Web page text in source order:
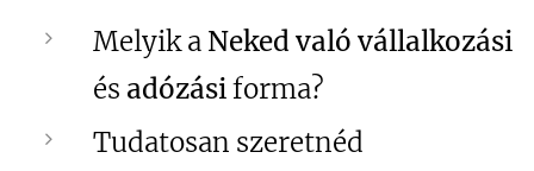
Melyik a Neked való vállalkozási
és adózásiforma?
Tudatosan szeretnéd